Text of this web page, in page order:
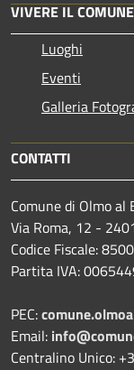
VIVERE IL COMUNE
Luoghi
Eventi
Galleria
CONTATTI
Comune di Olmo al
Via Roma, 12 -
Codice Fiscale:
Partita IVA:
PEC:
Email:
Centralino Unico: